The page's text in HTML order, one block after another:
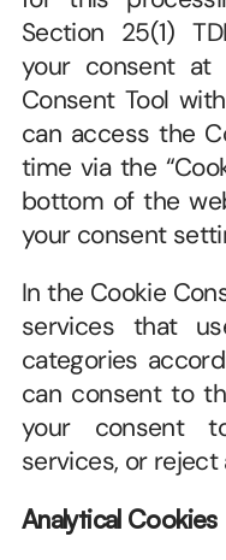
Section 25(1)
your consent at
Consent Tool
can access the
time via the
bottom of the
your consent
In the Cookie
services that
categories
can consent to
your consent
services, or reject
Analytical Cookies